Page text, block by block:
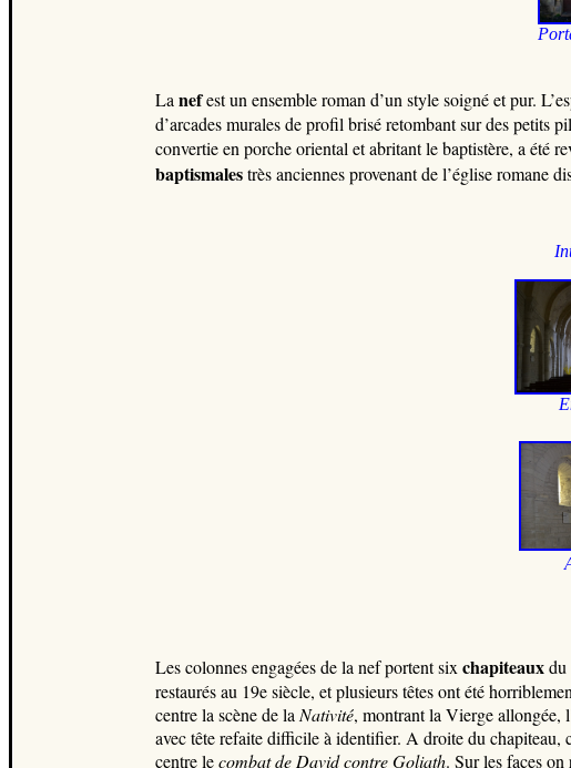
P
La nefest un ensemble roman d’un style soigné et pur.
d’arcades murales de profil brisé retombant sur des petits
convertie en porche oriental et abritant le baptistère, a été
baptismalestrès anciennes provenant de l’église romane
Les colonnes engagées de la nef portent six chapiteauxdu
restaurés au 19e siècle, et plusieurs têtes ont été
centre la scène de la Nativité, montrant la Vierge allongée,
avec tête refaite difficile à identifier. A droite du chapiteau,
centre lecombat de David contre Goliath. Sur les faces